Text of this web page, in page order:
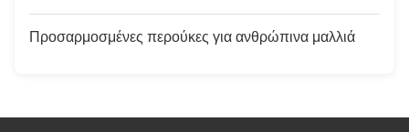
Προσαρμοσμένες περούκες για ανθρώπινα μαλλιά